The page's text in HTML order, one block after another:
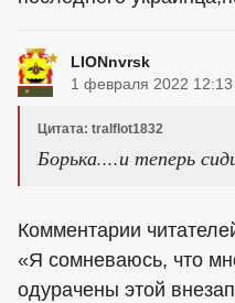
LIONnvrsk
1 февраля 2022 12:13
Цитата: tralflot1832
Борька....и теперь
Комментарии
«Я сомневаюсь, что
одурачены этой